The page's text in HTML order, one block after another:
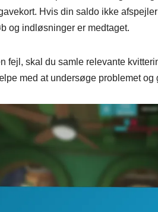
Hvis din saldo ikke
og indløsninger er medtaget.
fejl, skal du samle relevante
med at undersøge problemet